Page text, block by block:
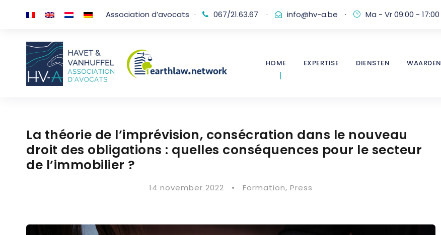
Association d’avocats · 067/21.63.67 · info@hv-a.be · Ma - Vr 09:00 - 17:00
HOME EXPERTISE DIENSTEN WAARDEN
La théorie de l’imprévision, consécration dans le nouveau
droit des obligations : quelles conséquences pour le secteur
de l’immobilier ?
14 november 2022 • Formation, Press